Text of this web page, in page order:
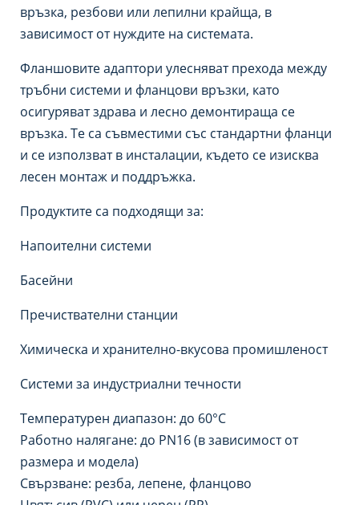
връзка, резбови или лепилни крайща, в
зависимост от нуждите на системата.
Фланшовите адаптори улесняват прехода между
тръбни системи и фланцови връзки, като
осигуряват здрава и лесно демонтираща се
връзка. Те са съвместими със стандартни фланци
и се използват в инсталации, където се изисква
лесен монтаж и поддръжка.
Продуктите са подходящи за:
Напоителни системи
Басейни
Пречиствателни станции
Химическа и хранително-вкусова промишленост
Системи за индустриални течности
Температурен диапазон: до 60°C
Работно налягане: до PN16 (в зависимост от
размера и модела)
Свързване: резба, лепене, фланцово